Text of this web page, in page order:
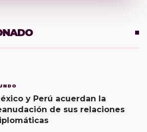
y Perú acuerdan la
de sus relaciones